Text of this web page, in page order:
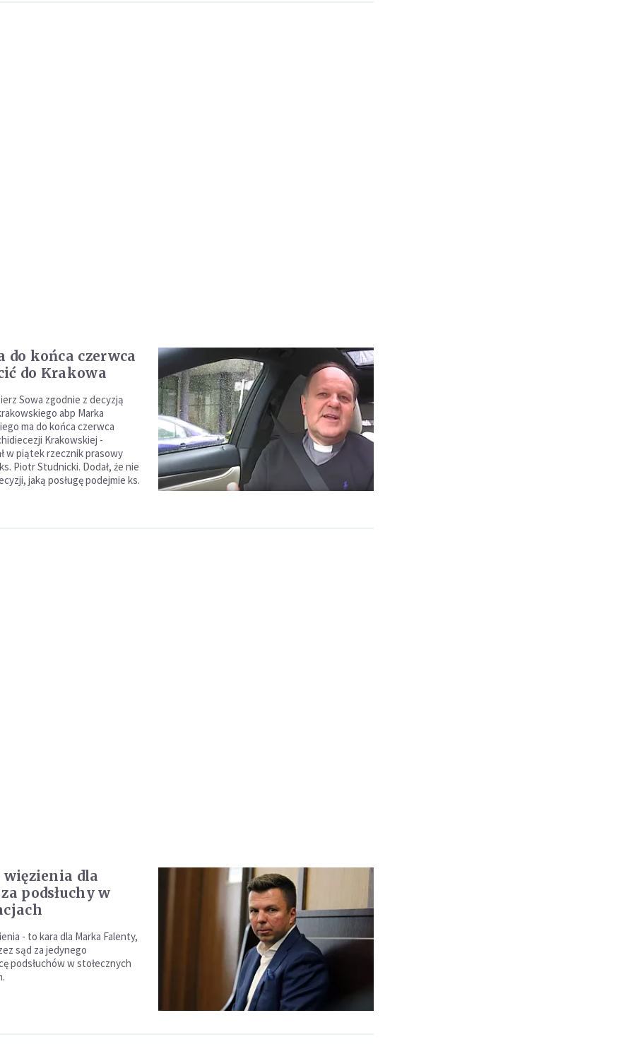
do końca czerwca
do Krakowa
Sowa zgodnie z decyzją
abp Marka
ma do końca czerwca
Krakowskiej -
w piątek rzecznik prasowy
Piotr Studnicki. Dodał, że nie
jaką posługę podejmie ks.
więzienia dla
podsłuchy w
- to kara dla Marka Falenty,
sąd za jedynego
podsłuchów w stołecznych